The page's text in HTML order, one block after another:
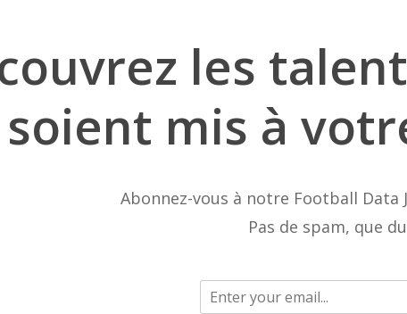
les
soient mis à
Abonnez-vous à notre Football Data
Pas de spam, que